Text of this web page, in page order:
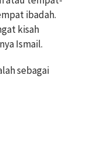
ibadah.
kisah
Ismail.
sebagai